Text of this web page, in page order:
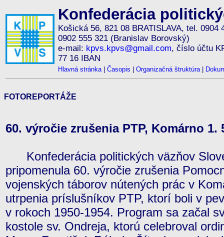
Konfederácia
Košická 56, 821 08 BRATISLAVA, tel. 0904
0902 555 321 (Branislav Borovský)
e-mail: kpvs.kpvs@gmail.com, číslo účtu
77 16 IBAN
Hlavná stránka| Časopis Organizačná štruktúra|
FOTOREPORTÁŽE
60. výročie zrušenia PTP, Komárno 1.
Konfederácia politických väzňov
pripomenula 60. výročie zrušenia
vojenských táborov nútených prác v
utrpenia príslušníkov PTP, ktorí boli v
v rokoch 1950-1954. Program sa začal
kostole sv. Ondreja, ktorú celebroval